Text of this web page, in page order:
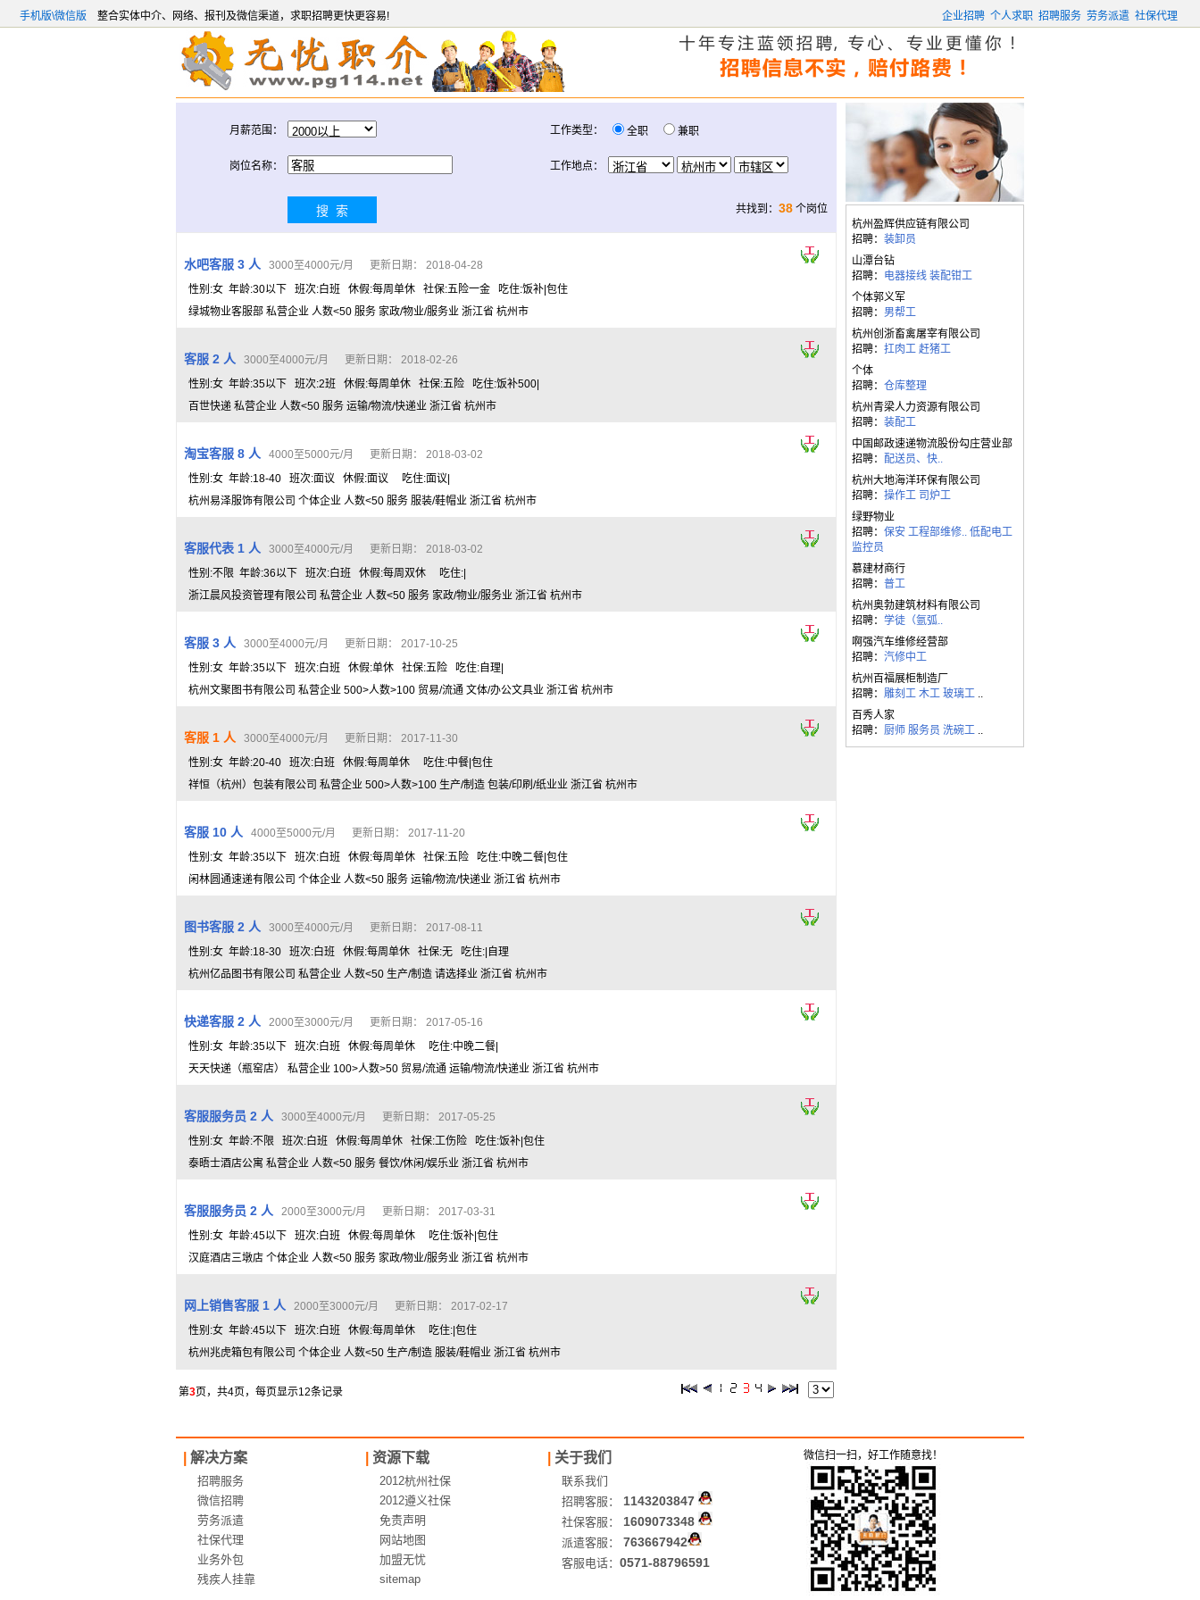
手机版\微信版 整合实体中介、网络、报刊及微信渠道，求职招聘更快更容易! 企业招聘 个人求职 招聘服务 劳务派遣 社保代理
月薪范围： 工作类型： 全职 兼职
岗位名称： 工作地点：
共找到： 38 个岗位
水吧客服 3 人
3000至4000元/月 更新日期： 2018-04-28
性别:女 年龄:30以下 班次:白班 休假:每周单休 社保:五险一金 吃住:饭补|包住
绿城物业客服部 私营企业 人数<50 服务 家政/物业/服务业 浙江省 杭州市
客服 2 人
3000至4000元/月 更新日期： 2018-02-26
性别:女 年龄:35以下 班次:2班 休假:每周单休 社保:五险 吃住:饭补500|
百世快递 私营企业 人数<50 服务 运输/物流/快递业 浙江省 杭州市
淘宝客服 8 人
4000至5000元/月 更新日期： 2018-03-02
性别:女 年龄:18-40 班次:面议 休假:面议 吃住:面议|
杭州易泽服饰有限公司 个体企业 人数<50 服务 服装/鞋帽业 浙江省 杭州市
客服代表 1 人
3000至4000元/月 更新日期： 2018-03-02
性别:不限 年龄:36以下 班次:白班 休假:每周双休 吃住:|
浙江晨风投资管理有限公司 私营企业 人数<50 服务 家政/物业/服务业 浙江省 杭州市
客服 3 人
3000至4000元/月 更新日期： 2017-10-25
性别:女 年龄:35以下 班次:白班 休假:单休 社保:五险 吃住:自理|
杭州文聚图书有限公司 私营企业 500>人数>100 贸易/流通 文体/办公文具业 浙江省 杭州市
客服 1 人
3000至4000元/月 更新日期： 2017-11-30
性别:女 年龄:20-40 班次:白班 休假:每周单休 吃住:中餐|包住
祥恒（杭州）包装有限公司 私营企业 500>人数>100 生产/制造 包装/印刷/纸业业 浙江省 杭州市
客服 10 人
4000至5000元/月 更新日期： 2017-11-20
性别:女 年龄:35以下 班次:白班 休假:每周单休 社保:五险 吃住:中晚二餐|包住
闲林圆通速递有限公司 个体企业 人数<50 服务 运输/物流/快递业 浙江省 杭州市
图书客服 2 人
3000至4000元/月 更新日期： 2017-08-11
性别:女 年龄:18-30 班次:白班 休假:每周单休 社保:无 吃住:|自理
杭州亿品图书有限公司 私营企业 人数<50 生产/制造 请选择业 浙江省 杭州市
快递客服 2 人
2000至3000元/月 更新日期： 2017-05-16
性别:女 年龄:35以下 班次:白班 休假:每周单休 吃住:中晚二餐|
天天快递（瓶窑店） 私营企业 100>人数>50 贸易/流通 运输/物流/快递业 浙江省 杭州市
客服服务员 2 人
3000至4000元/月 更新日期： 2017-05-25
性别:女 年龄:不限 班次:白班 休假:每周单休 社保:工伤险 吃住:饭补|包住
泰晤士酒店公寓 私营企业 人数<50 服务 餐饮/休闲/娱乐业 浙江省 杭州市
客服服务员 2 人
2000至3000元/月 更新日期： 2017-03-31
性别:女 年龄:45以下 班次:白班 休假:每周单休 吃住:饭补|包住
汉庭酒店三墩店 个体企业 人数<50 服务 家政/物业/服务业 浙江省 杭州市
网上销售客服 1 人
2000至3000元/月 更新日期： 2017-02-17
性别:女 年龄:45以下 班次:白班 休假:每周单休 吃住:|包住
杭州兆虎箱包有限公司 个体企业 人数<50 生产/制造 服装/鞋帽业 浙江省 杭州市
第3页，共4页，每页显示12条记录
杭州盈辉供应链有限公司
招聘： 装卸员
山潭台钻
招聘： 电器接线 装配钳工
个体郭义军
招聘： 男帮工
杭州创浙畜禽屠宰有限公司
招聘： 扛肉工 赶猪工
个体
招聘： 仓库整理
杭州青梁人力资源有限公司
招聘： 装配工
中国邮政速递物流股份勾庄营业部
招聘： 配送员、快..
杭州大地海洋环保有限公司
招聘： 操作工 司炉工
绿野物业
招聘： 保安 工程部维修.. 低配电工
监控员
慕建材商行
招聘： 普工
杭州奥勃建筑材料有限公司
招聘： 学徒（氩弧..
啊强汽车维修经营部
招聘： 汽修中工
杭州百福展柜制造厂
招聘： 雕刻工 木工 玻璃工 ..
百秀人家
招聘： 厨师 服务员 洗碗工 ..
解决方案 资源下载 关于我们 微信扫一扫，好工作随意找！
招聘服务
微信招聘
劳务派遣
社保代理
业务外包
残疾人挂靠
2012杭州社保
2012遵义社保
免责声明
网站地图
加盟无忧
sitemap
联系我们
招聘客服：
1143203847
社保客服： 1609073348
派遣客服： 763667942
客服电话： 0571-88796591